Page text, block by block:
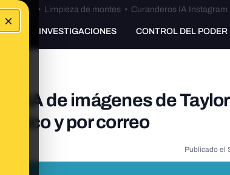
×
Ceuta • Limpieza de montes• Curanderos IA Instagram
INVESTIGACIONES CONTROL DEL PODER
IA de imágenes de
y por correo
Publicado el